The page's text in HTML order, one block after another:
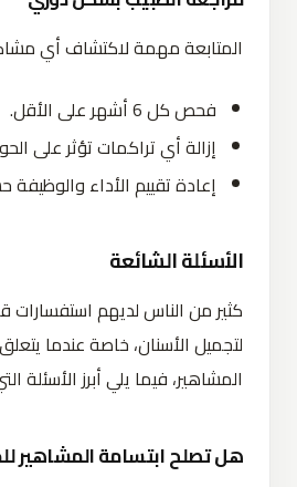
المتابعة مهمة لاكتشاف أي
فحص كل 6 أشهر على الأقل.
إزالة أي تراكمات تؤثر على
إعادة تقييم الأداء
الأسئلة الشائعة
كثير من الناس لديهم استفسارات
لتجميل الأسنان، خاصة عندما
المشاهير، فيما يلي أبرز الأسئلة
هل تصلح ابتسامة المشاهير